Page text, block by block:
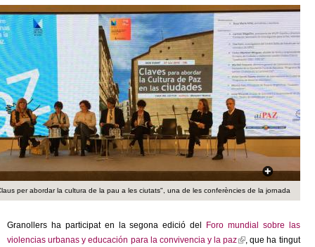
n
t
d
e
G
r
a
n
c
e
r
c
a
per abordar la cultura de la pau a les ciutats", una de les conferències de la jornada
Granollers ha participat en la segona edició del
Foro mundial sobre las
violencias urbanas y educación para la convivencia y la paz(
, que ha tingut